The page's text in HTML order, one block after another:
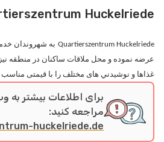
Huckelriede
Quartierszentrum Huckelriede به شهروندان
عرضه نموده و محل ملاقات ساكنان در منطقه
غذاها و نوشيدني های مختلف را با قیمتی
برای اطلاعات بیشتر به
مراجعه کنید:
huckelriede.de